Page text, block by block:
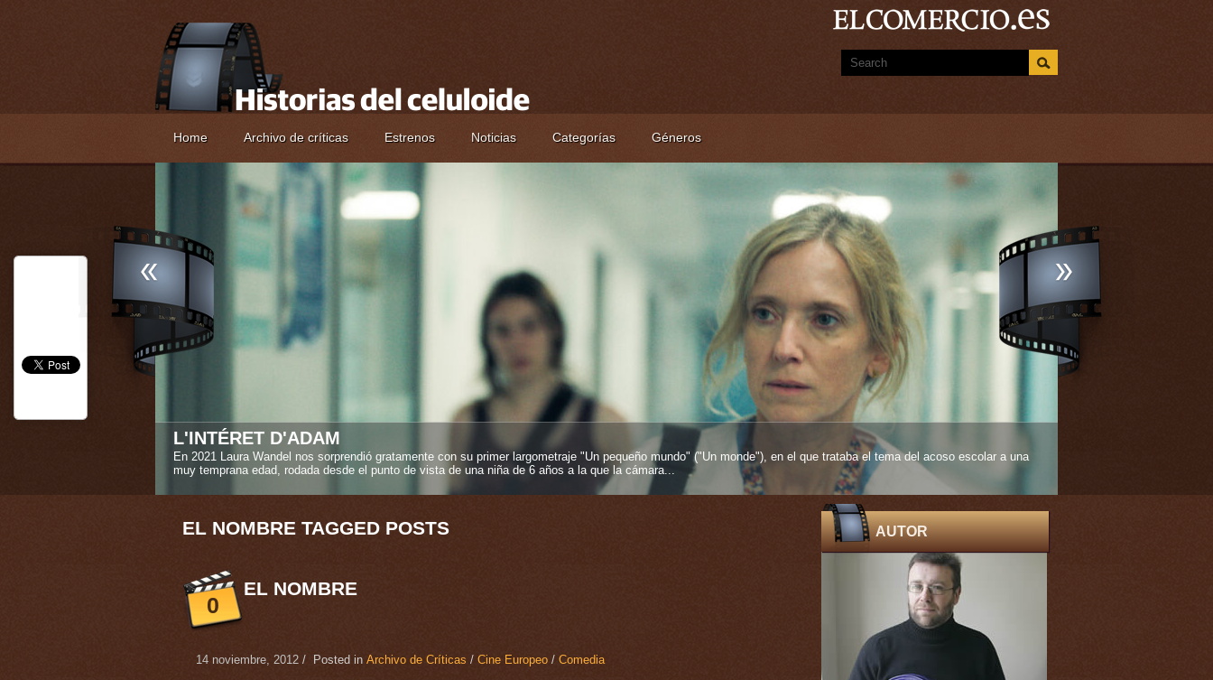
Home Archivo de críticas Estrenos Noticias Categorías Géneros
STEREO GIRLS
La amistad verdadera es uno de los sentimientos más fuertes que se pueden tener en esta vida y más si proviene desde edad muy temprana. De ello nos habla
Caroline Deruas Peano en "Stereo girls" ("Les inmortelles", 2025), su segundo largometraje como...
AUTOR
EL NOMBRE TAGGED POSTS
0
EL NOMBRE
14 noviembre, 2012 / Posted in Archivo de Críticas / Cine Europeo / Comedia